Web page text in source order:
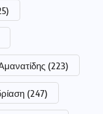
(223)
(247)